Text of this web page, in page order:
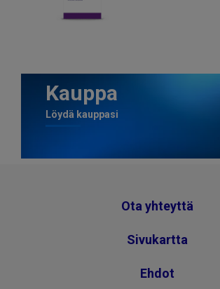
Kauppa
Löydä kauppasi
Ota yhteyttä
Sivukartta
Ehdot